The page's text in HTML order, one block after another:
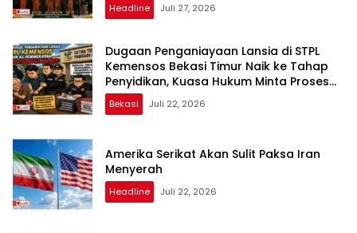
Headline Juli 27, 2026
Dugaan Penganiayaan Lansia di STPL
Kemensos Bekasi Timur Naik ke Tahap
Penyidikan, Kuasa Hukum Minta Proses
Transparan dan Bebas Intervensi
Bekasi Juli 22, 2026
Amerika Serikat Akan Sulit Paksa Iran
Menyerah
Headline Juli 22, 2026